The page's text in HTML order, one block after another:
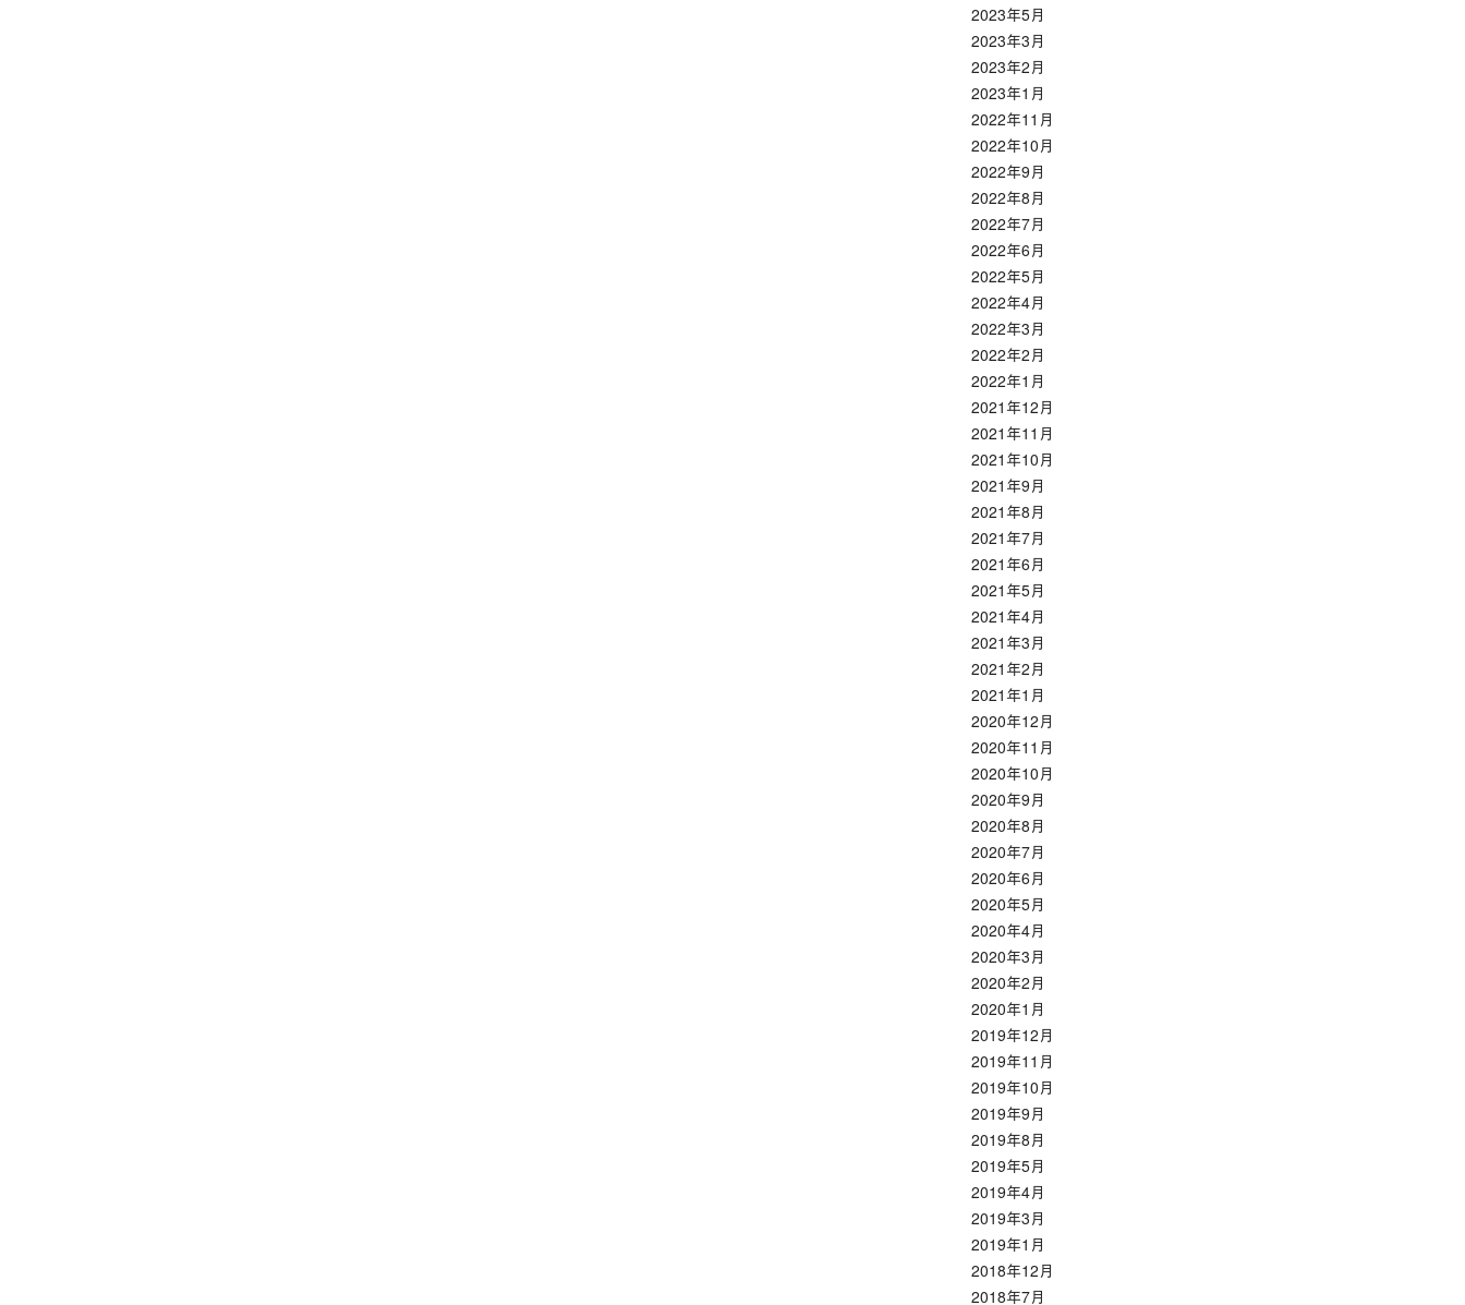
2023年5月
2023年3月
2023年2月
2023年1月
2022年11月
2022年10月
2022年9月
2022年8月
2022年7月
2022年6月
2022年5月
2022年4月
2022年3月
2022年2月
2022年1月
2021年12月
2021年11月
2021年10月
2021年9月
2021年8月
2021年7月
2021年6月
2021年5月
2021年4月
2021年3月
2021年2月
2021年1月
2020年12月
2020年11月
2020年10月
2020年9月
2020年8月
2020年7月
2020年6月
2020年5月
2020年4月
2020年3月
2020年2月
2020年1月
2019年12月
2019年11月
2019年10月
2019年9月
2019年8月
2019年5月
2019年4月
2019年3月
2019年1月
2018年12月
2018年7月